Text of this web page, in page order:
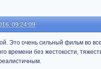
09:24:09
Это очень сильный фильм во
времени без жестокости,